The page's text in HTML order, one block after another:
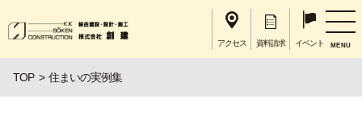
アクセス 資料請求 イベント MENU
TOP 住まいの実例集